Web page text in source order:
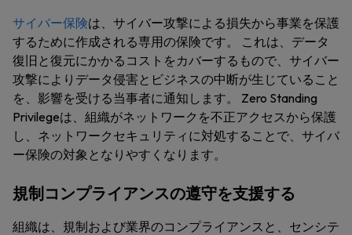
サイバー保険は、サイバー攻撃による損失から事業を保護
するために作成される専用の保険です。 これは、データ
復旧と復元にかかるコストをカバーするもので、サイバー
攻撃によりデータ侵害とビジネスの中断が生じていること
を、影響を受ける当事者に通知します。 Zero Standing
Privilegeは、組織がネットワークを不正アクセスから保護
し、ネットワークセキュリティに対処することで、サイバ
ー保険の対象となりやすくなります。
規制コンプライアンスの遵守を支援する
組織は、規制および業界のコンプライアンスと、センシテ